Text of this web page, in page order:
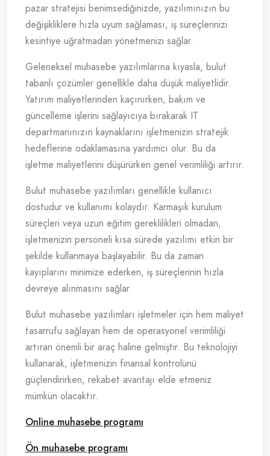
pazar stratejisi benimsediğinizde, yazılımınızın bu
değişikliklere hızla uyum sağlaması, iş süreçlerinizi
kesintiye uğratmadan yönetmenizi sağlar.
Geleneksel muhasebe yazılımlarına kıyasla, bulut
tabanlı çözümler genellikle daha düşük maliyetlidir.
Yatırım maliyetlerinden kaçınırken, bakım ve
güncelleme işlerini sağlayıcıya bırakarak IT
departmanınızın kaynaklarını işletmenizin stratejik
hedeflerine odaklamasına yardımcı olur. Bu da
işletme maliyetlerini düşürürken genel verimliliği artırır.
Bulut muhasebe yazılımları genellikle kullanıcı
dostudur ve kullanımı kolaydır. Karmaşık kurulum
süreçleri veya uzun eğitim gereklilikleri olmadan,
işletmenizin personeli kısa sürede yazılımı etkin bir
şekilde kullanmaya başlayabilir. Bu da zaman
kayıplarını minimize ederken, iş süreçlerinin hızla
devreye alınmasını sağlar.
Bulut muhasebe yazılımları işletmeler için hem maliyet
tasarrufu sağlayan hem de operasyonel verimliliği
artıran önemli bir araç haline gelmiştir. Bu teknolojiyi
kullanarak, işletmenizin finansal kontrolünü
güçlendirirken, rekabet avantajı elde etmeniz
mümkün olacaktır.
Online muhasebe programı
Ön muhasebe programı